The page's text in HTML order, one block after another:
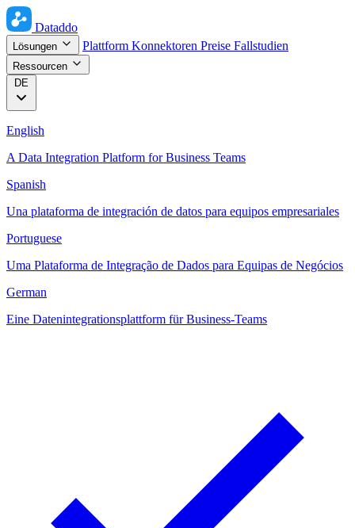
Dataddo
Lösungen Plattform Konnektoren Preise Fallstudien
Ressourcen
DE
English
A Data Integration Platform for Business Teams
Spanish
Una plataforma de integración de datos para equipos empresariales
Portuguese
Uma Plataforma de Integração de Dados para Equipas de Negócios
German
Eine Datenintegrationsplattform für Business-Teams